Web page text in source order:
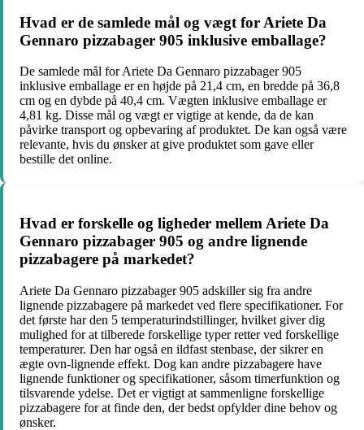
Hvad er de samlede mål og vægt for Ariete Da
Gennaro pizzabager 905 inklusive emballage?
De samlede mål for Ariete Da Gennaro pizzabager 905
inklusive emballage er en højde på 21,4 cm, en bredde på 36,8
cm og en dybde på 40,4 cm. Vægten inklusive emballage er
4,81 kg. Disse mål og vægt er vigtige at kende, da de kan
påvirke transport og opbevaring af produktet. De kan også være
relevante, hvis du ønsker at give produktet som gave eller
bestille det online.
Hvad er forskelle og ligheder mellem Ariete Da
Gennaro pizzabager 905 og andre lignende
pizzabagere på markedet?
Ariete Da Gennaro pizzabager 905 adskiller sig fra andre
lignende pizzabagere på markedet ved flere specifikationer. For
det første har den 5 temperaturindstillinger, hvilket giver dig
mulighed for at tilberede forskellige typer retter ved forskellige
temperaturer. Den har også en ildfast stenbase, der sikrer en
ægte ovn-lignende effekt. Dog kan andre pizzabagere have
lignende funktioner og specifikationer, såsom timerfunktion og
tilsvarende ydelse. Det er vigtigt at sammenligne forskellige
pizzabagere for at finde den, der bedst opfylder dine behov og
ønsker.